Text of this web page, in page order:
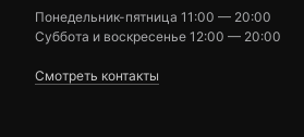
Понедельник-пятница 11:00 — 20:00
Суббота и воскресенье 12:00 — 20:00
Смотреть контакты